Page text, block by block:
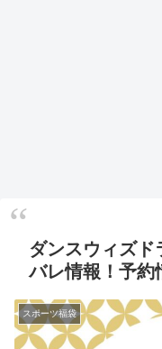
ダンスウィズド
バレ情報！予約
スポーツ福袋